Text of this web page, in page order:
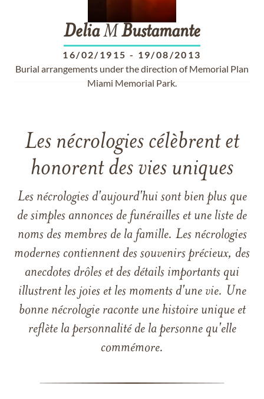
DeliaM Bustamante
16/02/1915 - 19/08/2013
Burial arrangements under the direction of Memorial Plan
Miami Memorial Park.
Les nécrologies célèbrent et
honorent des vies uniques
Les nécrologies d'aujourd'hui sont bien plus que
de simples annonces de funérailles et une liste de
noms des membres de la famille. Les nécrologies
modernes contiennent des souvenirs précieux, des
anecdotes drôles et des détails importants qui
illustrent les joies et les moments d'une vie. Une
bonne nécrologie raconte une histoire unique et
reflète la personnalité de la personne qu'elle
commémore.